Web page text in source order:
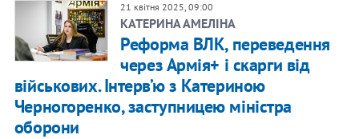
21 квітня 2025, 09:00
КАТЕРИНА АМЕЛІНА
Реформа ВЛК, переведення
через Армія+ і скарги від
військових. Інтерв’ю з Катериною
Черногоренко, заступницею міністра
оборони